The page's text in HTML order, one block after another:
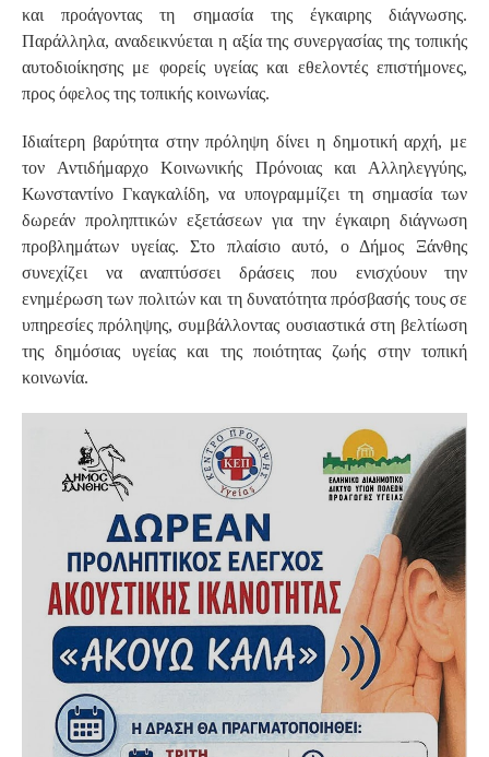
και προάγοντας τη σημασία της έγκαιρης διάγνωσης.
Παράλληλα, αναδεικνύεται η αξία της συνεργασίας της τοπικής
αυτοδιοίκησης με φορείς υγείας και εθελοντές επιστήμονες,
προς όφελος της τοπικής κοινωνίας.
Ιδιαίτερη βαρύτητα στην πρόληψη δίνει η δημοτική αρχή, με
τον Αντιδήμαρχο Κοινωνικής Πρόνοιας και Αλληλεγγύης,
Κωνσταντίνο Γκαγκαλίδη, να υπογραμμίζει τη σημασία των
δωρεάν προληπτικών εξετάσεων για την έγκαιρη διάγνωση
προβλημάτων υγείας. Στο πλαίσιο αυτό, ο Δήμος Ξάνθης
συνεχίζει να αναπτύσσει δράσεις που ενισχύουν την
ενημέρωση των πολιτών και τη δυνατότητα πρόσβασής τους σε
υπηρεσίες πρόληψης, συμβάλλοντας ουσιαστικά στη βελτίωση
της δημόσιας υγείας και της ποιότητας ζωής στην τοπική
κοινωνία.